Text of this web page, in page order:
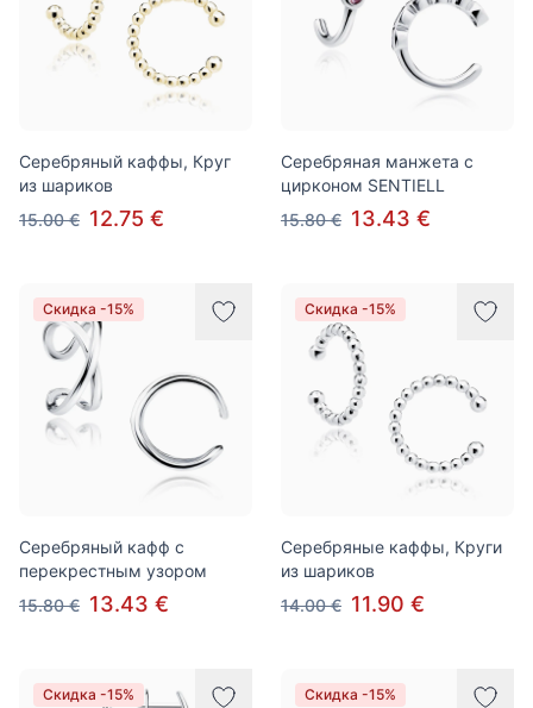
Серебряный каффы, Круг
из шариков
15.00 € 12.75 €
Серебряная манжета с
цирконом SENTIELL
15.80 € 13.43 €
Скидка -15%
Серебряный кафф с
перекрестным узором
15.80 € 13.43 €
Скидка -15%
Серебряные каффы, Круги
из шариков
14.00 € 11.90 €
Скидка -15% Скидка -15%